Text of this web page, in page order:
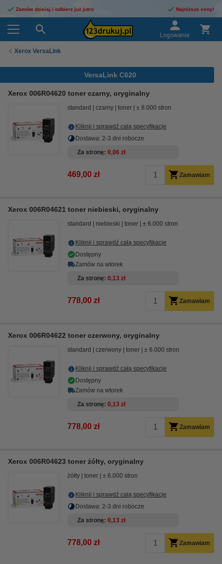
Zamów dzisiaj i odbierz już jutro Najniższe ceny!
Logowanie
Xerox VersaLink
VersaLink C620
Xerox 006R04620 toner czarny, oryginalny
standard czarny toner ± 8.000 stron
Kliknij i sprawdź całą specyfikacje
Dostawa: 2-3 dni robocze
Za stronę 0,06 zł
469,00 zł Zamawiam
Xerox 006R04621 toner niebieski, oryginalny
standard niebieski toner ± 6.000 stron
Kliknij i sprawdź całą specyfikacje
Dostępny
Zamów na wtorek
Za stronę 0,13 zł
778,00 zł Zamawiam
Xerox 006R04622 toner czerwony, oryginalny
standard czerwony toner ± 6.000 stron
Kliknij i sprawdź całą specyfikacje
Dostępny
Zamów na wtorek
Za stronę 0,13 zł
778,00 zł Zamawiam
Xerox 006R04623 toner żółty, oryginalny
żółty toner ± 6.000 stron
Kliknij i sprawdź całą specyfikacje
Dostawa: 2-3 dni robocze
Za stronę 0,13 zł
778,00 zł Zamawiam